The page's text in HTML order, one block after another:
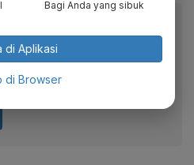
cepat ke berita terkini dan data
Channel Katadata.co.id
Bagi Anda yang sibuk
di Aplikasi
di Browser